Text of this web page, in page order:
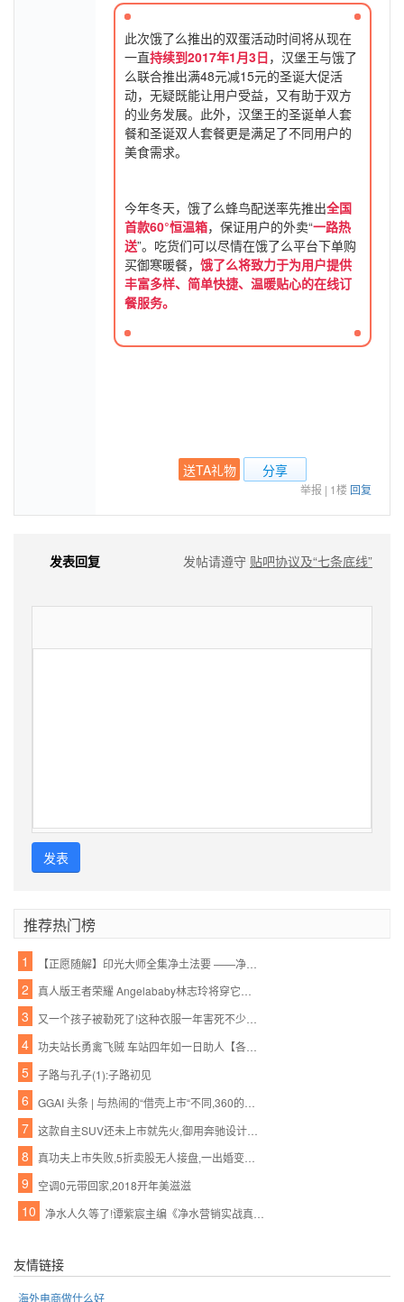
此次饿了么推出的双蛋活动时间将从现在
一直持续到2017年1月3日，汉堡王与饿了
么联合推出满48元减15元的圣诞大促活
动，无疑既能让用户受益，又有助于双方
的业务发展。此外，汉堡王的圣诞单人套
餐和圣诞双人套餐更是满足了不同用户的
美食需求。
今年冬天，饿了么蜂鸟配送率先推出全国
首款60°恒温箱，保证用户的外卖“一路热
送”。吃货们可以尽情在饿了么平台下单购
买御寒暖餐， 饿了么将致力于为用户提供
丰富多样、简单快捷、温暖贴心的在线订
餐服务。
送TA礼物 分享
举报 | 1楼 回复
发表回复 发帖请遵守 贴吧协议及“七条底线”
发表
推荐热门榜
1
2 真人版王者荣耀 Angelababy林志玲将穿它们去作战
3
4
5 子路与孔子(1):子路初见
6
7
8 真功夫上市失败,5折卖股无人接盘,一出婚变引发的商业惨剧
9 空调0元带回家,2018开年美滋滋
10
友情链接
海外电商做什么好